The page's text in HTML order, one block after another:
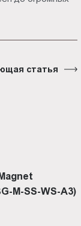
статья
M-SS-WS-A3)